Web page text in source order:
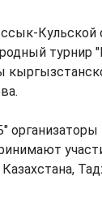
Кульской
турнир
организаторы